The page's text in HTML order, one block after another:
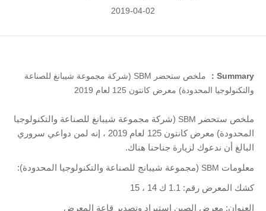
2019-04-02
Summary：
ملخص ستحضر SBM (شركة مجموعة شيبانغ للصناعة
والتكنولوجيا المحدودة) معرض كانتون 125 لعام 2019
ملخص ستحضر SBM (شركة مجموعة شيبانغ للصناعة والتكنولوجيا
المحدودة) معرض كانتون 125 لعام 2019 ، إنه لمن دواعي سروري
البالغ أن ندعوك لزيارة جناحنا هناك.
معلومات SBM (مجموعة شيبانج للصناعة والتكنولوجيا المحدودة):
كشك المعرض رقم: 1.1 ك 14 ، 15
العنوان: معرض الصين استيراد وتصدير قاعة المعرض